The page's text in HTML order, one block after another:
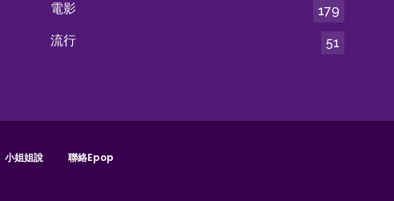
電影
179
流行
51
小姐姐說 聯絡epop